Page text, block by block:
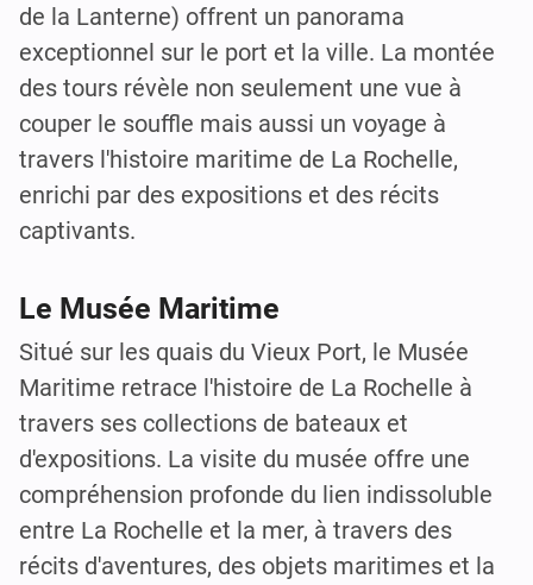
de la Lanterne) offrent un panorama
exceptionnel sur le port et la ville. La montée
des tours révèle non seulement une vue à
couper le souffle mais aussi un voyage à
travers l'histoire maritime de La Rochelle,
enrichi par des expositions et des récits
captivants.
Le Musée Maritime
Situé sur les quais du Vieux Port, le Musée
Maritime retrace l'histoire de La Rochelle à
travers ses collections de bateaux et
d'expositions. La visite du musée offre une
compréhension profonde du lien indissoluble
entre La Rochelle et la mer, à travers des
récits d'aventures, des objets maritimes et la